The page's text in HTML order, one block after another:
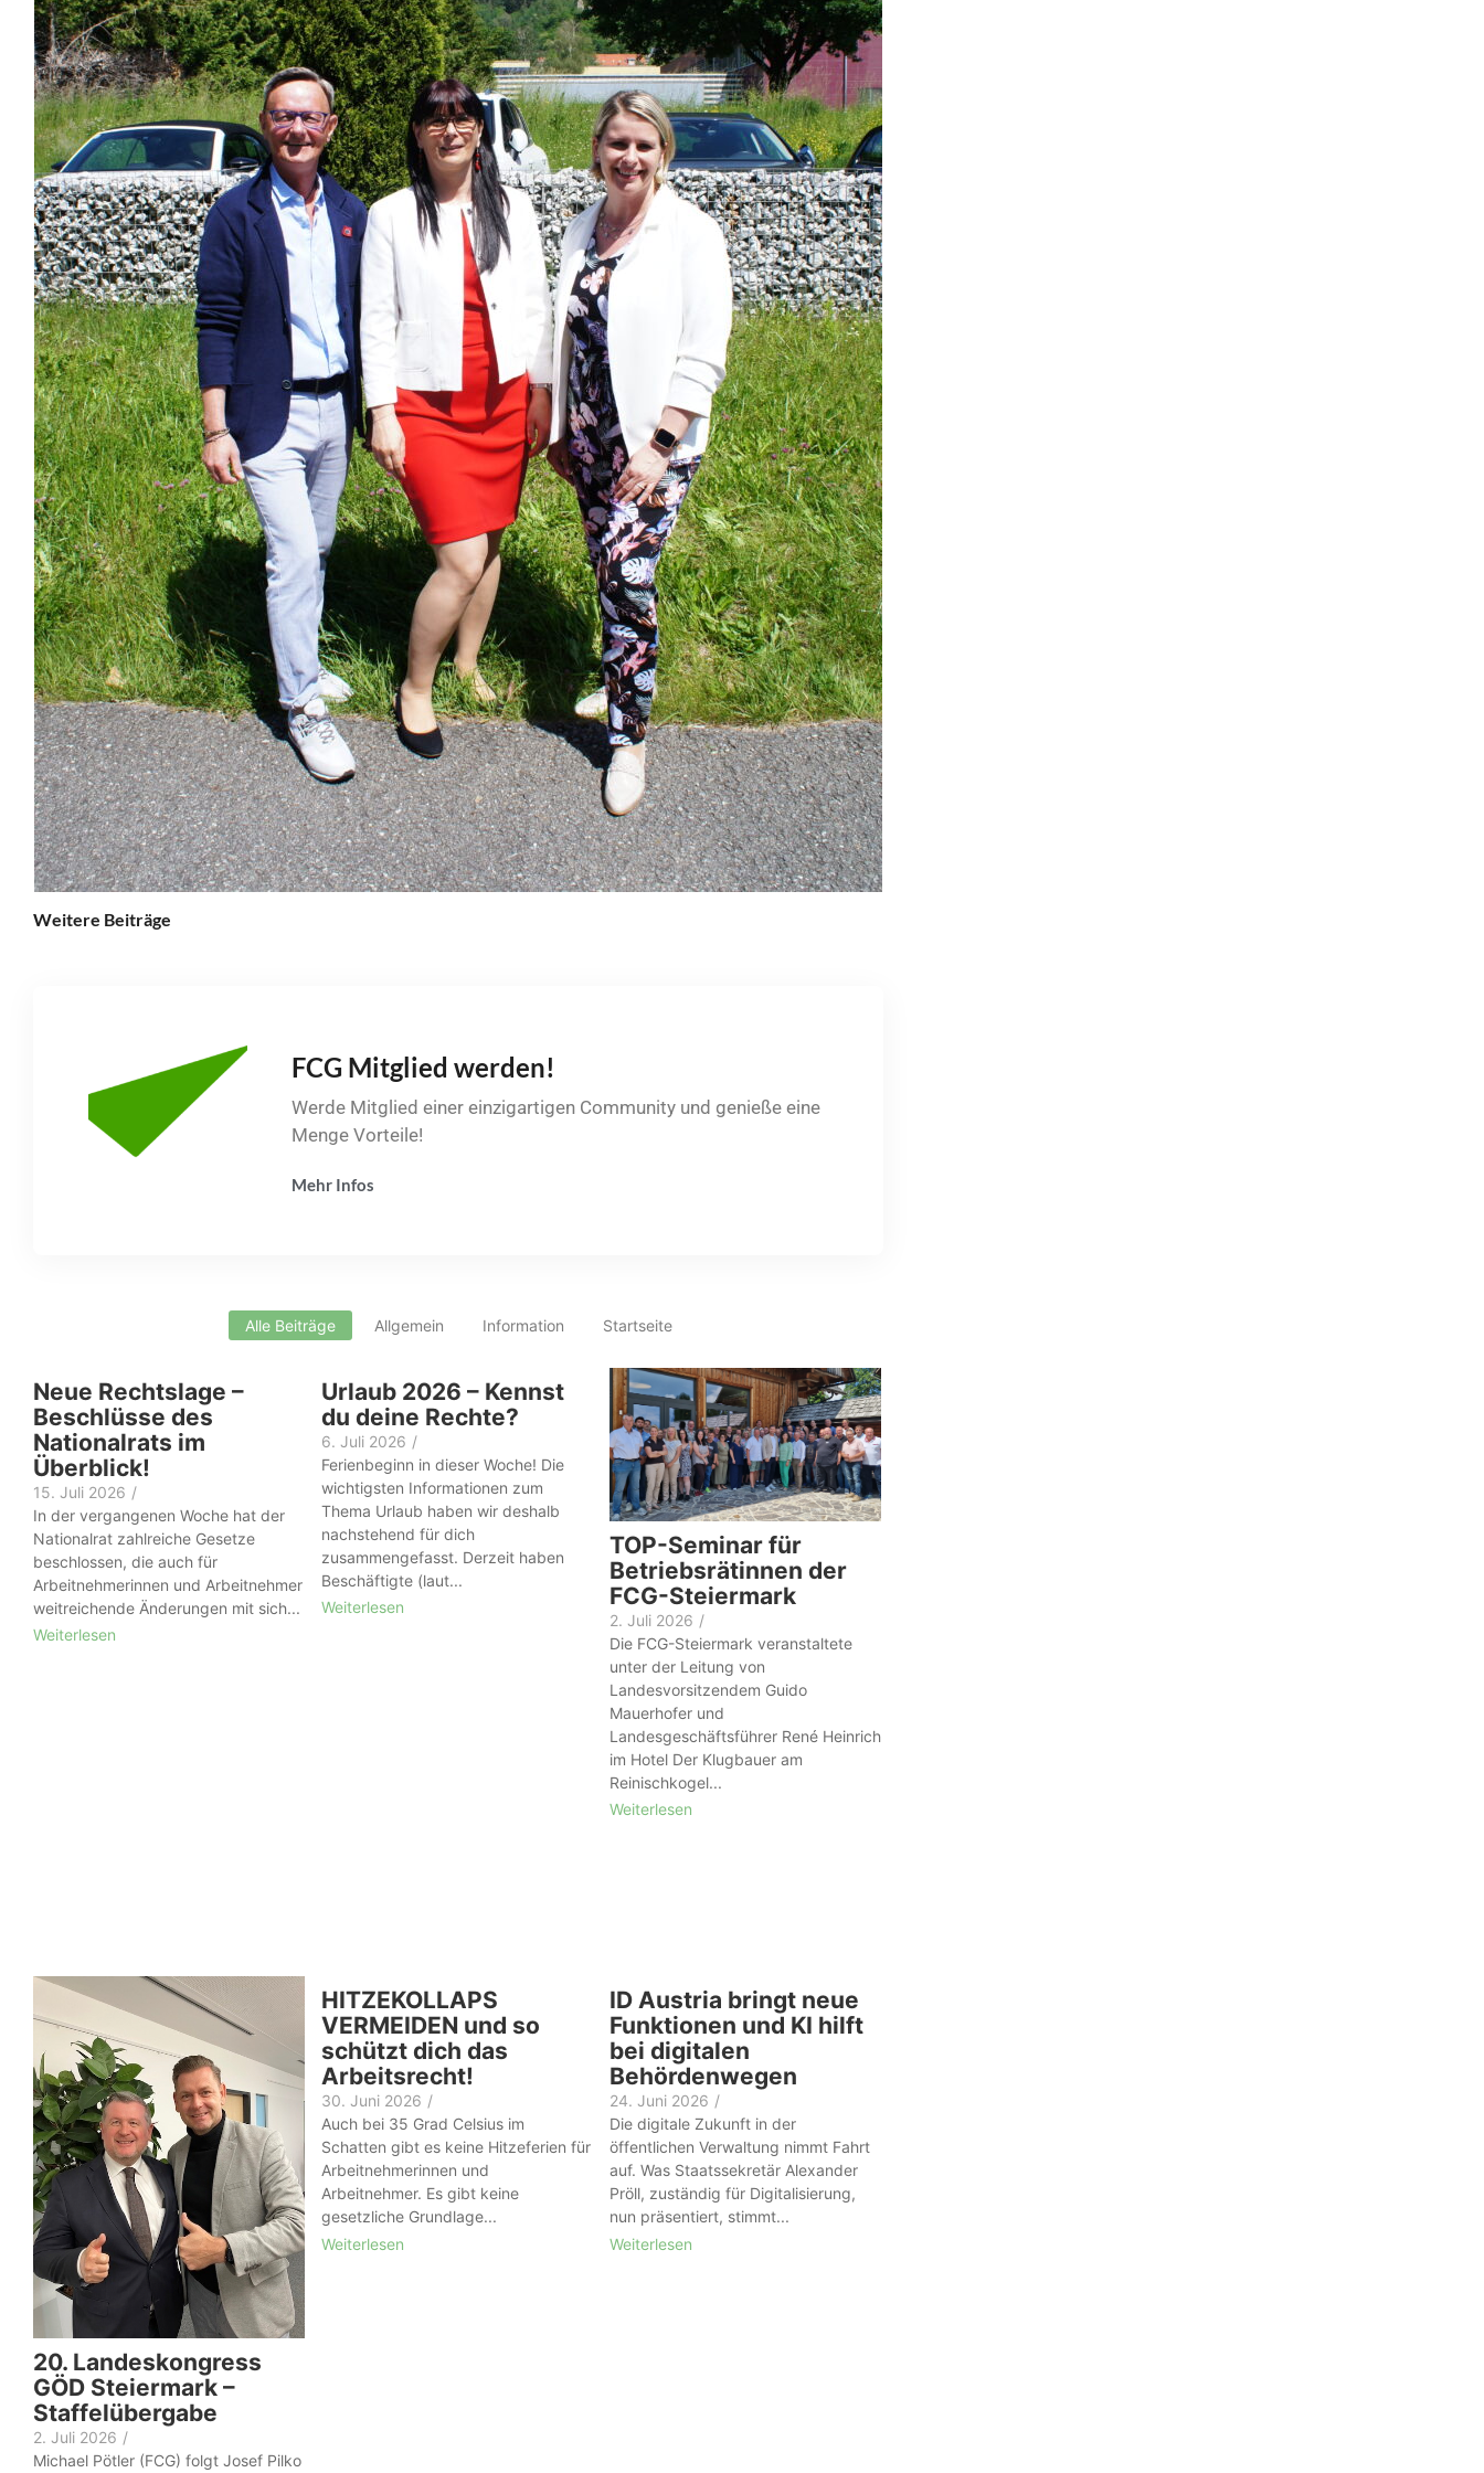
Weitere Beiträge
FCG Mitglied werden!
Werde Mitglied einer einzigartigen Community und genieße eine
Menge Vorteile!
Mehr Infos
Alle Beiträge Allgemein Information Startseite
Neue Rechtslage –
Beschlüsse des
Nationalrats im
Überblick!
15. Juli 2026 /
In der vergangenen Woche hat der
Nationalrat zahlreiche Gesetze
beschlossen, die auch für
Arbeitnehmerinnen und Arbeitnehmer
weitreichende Änderungen mit sich...
Weiterlesen
Urlaub 2026 – Kennst
du deine Rechte?
6. Juli 2026 /
Ferienbeginn in dieser Woche! Die
wichtigsten Informationen zum
Thema Urlaub haben wir deshalb
nachstehend für dich
zusammengefasst. Derzeit haben
Beschäftigte (laut...
Weiterlesen
TOP-Seminar für
Betriebsrätinnen der
FCG-Steiermark
2. Juli 2026 /
Die FCG-Steiermark veranstaltete
unter der Leitung von
Landesvorsitzendem Guido
Mauerhofer und
Landesgeschäftsführer René Heinrich
im Hotel Der Klugbauer am
Reinischkogel...
Weiterlesen
20. Landeskongress
GÖD Steiermark –
Staffelübergabe
2. Juli 2026 /
Michael Pötler (FCG) folgt Josef Pilko
HITZEKOLLAPS
VERMEIDEN und so
schützt dich das
Arbeitsrecht!
30. Juni 2026 /
Auch bei 35 Grad Celsius im
Schatten gibt es keine Hitzeferien für
Arbeit­nehmer­innen und
Arbeitnehmer. Es gibt keine
gesetzliche Grundlage...
Weiterlesen
ID Austria bringt neue
Funktionen und KI hilft
bei digitalen
Behördenwegen
24. Juni 2026 /
Die digitale Zukunft in der
öffentlichen Verwaltung nimmt Fahrt
auf. Was Staatssekretär Alexander
Pröll, zuständig für Digitalisierung,
nun präsentiert, stimmt...
Weiterlesen